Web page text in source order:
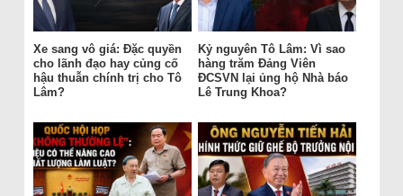
Xe sang vô giá: Đặc quyền
cho lãnh đạo hay củng cố
hậu thuẫn chính trị cho Tô
Lâm?
Kỷ nguyên Tô Lâm: Vì sao
hàng trăm Đảng Viên
ĐCSVN lại ủng hộ Nhà báo
Lê Trung Khoa?